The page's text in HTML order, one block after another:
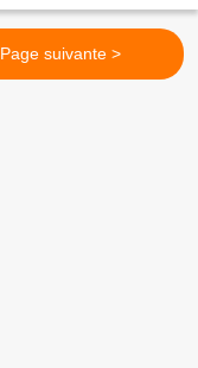
Page suivante >